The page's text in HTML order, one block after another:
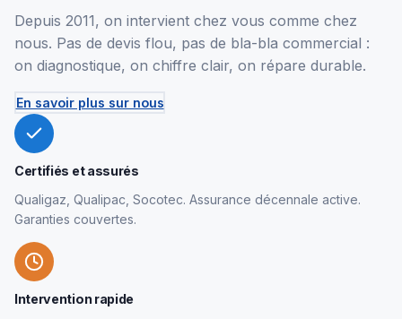
Depuis 2011, on intervient chez vous comme chez
nous. Pas de devis flou, pas de bla-bla commercial :
on diagnostique, on chiffre clair, on répare durable.
En savoir plus sur nous
Certifiés et assurés
Qualigaz, Qualipac, Socotec. Assurance décennale active.
Garanties couvertes.
Intervention rapide